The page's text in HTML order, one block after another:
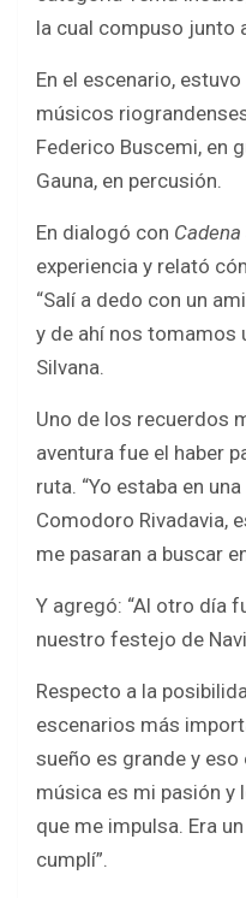
la cual compuso junto
En el escenario,
músicos
Federico Buscemi, en
Gauna, en percusión.
En dialogó con Cadena
experiencia y relató
“Salí a dedo con un
y de ahí nos tomamos
Silvana.
Uno de los recuerdos
aventura fue el haber
ruta. “Yo estaba en
Comodoro Rivadavia,
me pasaran a buscar
Y agregó: “Al otro día
nuestro festejo de
Respecto a la
escenarios más
sueño es grande y
música es mi pasión y
que me impulsa. Era
cumplí”.